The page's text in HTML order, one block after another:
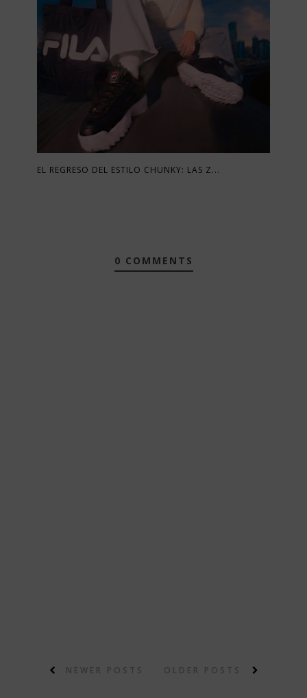
EL REGRESO DEL ESTILO CHUNKY: LAS Z...
0 COMMENTS
NEWER POSTS OLDER POSTS